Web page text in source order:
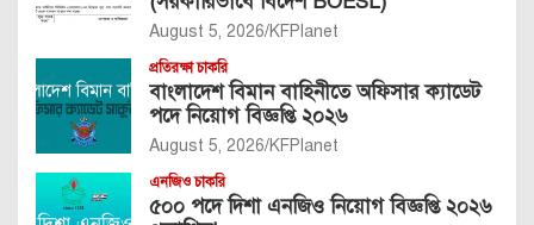
August 5, 2026 KFPlanet
প্রতিরক্ষা চাকরি
বাংলাদেশ বিমান বাহিনীতে অফিসার ক্যাডেট
পদে নিয়োগ বিজ্ঞপ্তি ২০২৬
August 5, 2026 KFPlanet
এনজিও চাকরি
৫০০ পদে দিশা এনজিও নিয়োগ বিজ্ঞপ্তি ২০২৬